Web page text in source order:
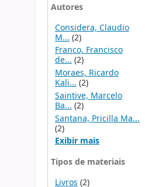
Autores
Considera, Claudio
M... (2)
Franco, Francisco
de...(2)
Moraes, Ricardo
Kali... (2)
Saintive, Marcelo
Ba... (2)
Santana, Pricilla Ma...
(2)
Exibir mais
Tipos de materiais
Livros (2)